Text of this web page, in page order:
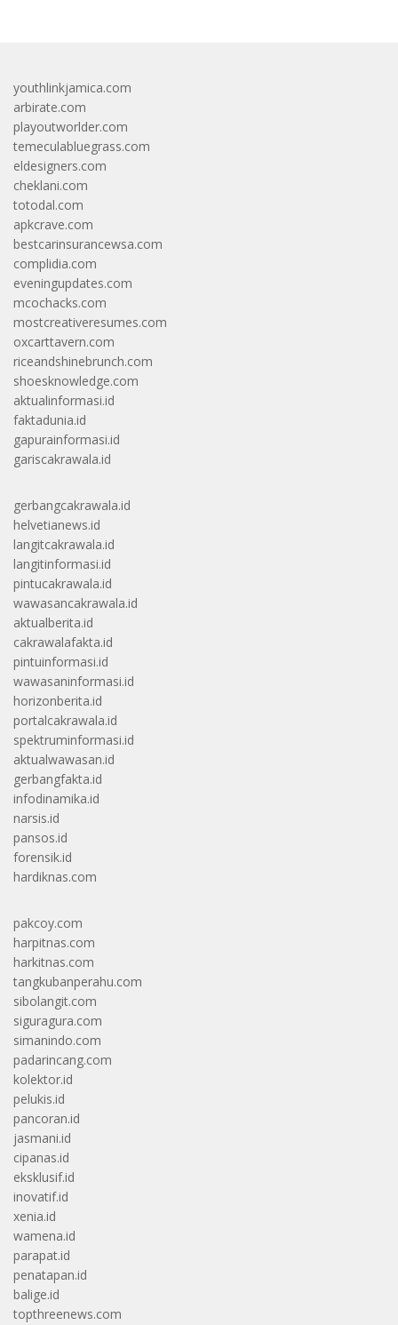
youthlinkjamica.com
arbirate.com
playoutworlder.com
temeculabluegrass.com
eldesigners.com
cheklani.com
totodal.com
apkcrave.com
bestcarinsurancewsa.com
complidia.com
eveningupdates.com
mcochacks.com
mostcreativeresumes.com
oxcarttavern.com
riceandshinebrunch.com
shoesknowledge.com
aktualinformasi.id
faktadunia.id
gapurainformasi.id
gariscakrawala.id
gerbangcakrawala.id
helvetianews.id
langitcakrawala.id
langitinformasi.id
pintucakrawala.id
wawasancakrawala.id
aktualberita.id
cakrawalafakta.id
pintuinformasi.id
wawasaninformasi.id
horizonberita.id
portalcakrawala.id
spektruminformasi.id
aktualwawasan.id
gerbangfakta.id
infodinamika.id
narsis.id
pansos.id
forensik.id
hardiknas.com
pakcoy.com
harpitnas.com
harkitnas.com
tangkubanperahu.com
sibolangit.com
siguragura.com
simanindo.com
padarincang.com
kolektor.id
pelukis.id
pancoran.id
jasmani.id
cipanas.id
eksklusif.id
inovatif.id
xenia.id
wamena.id
parapat.id
penatapan.id
balige.id
topthreenews.com